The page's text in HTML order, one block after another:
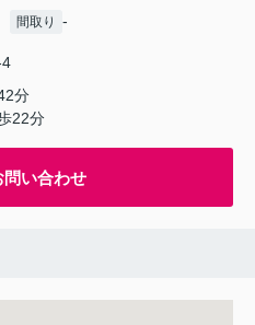
間取り -
分
22分
問い合わせ